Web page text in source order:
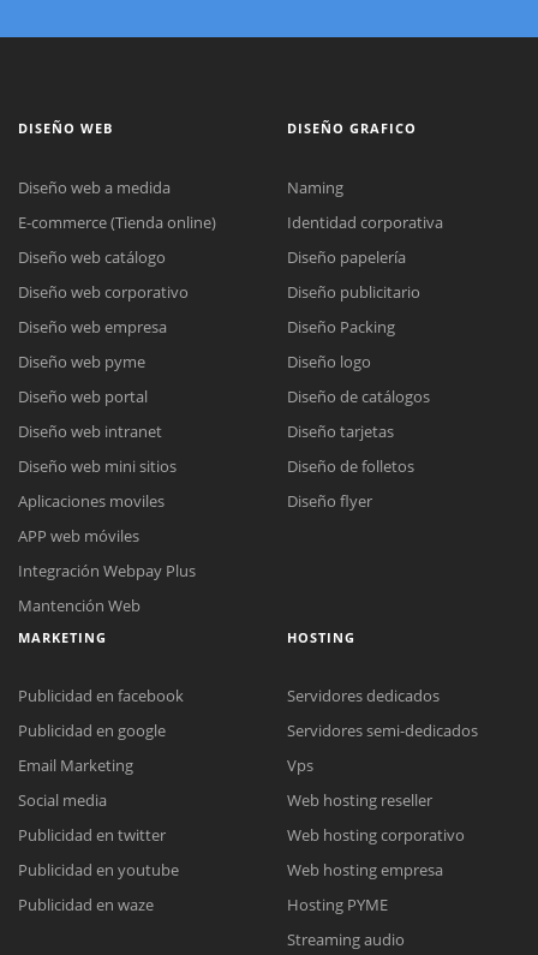
Reunión online
Meet para la reunión online.
Cotización
Chat Online
Todos nuestros ejecutivos están fuera de línea. Complete el formulario
DISEÑO WEB
Diseño web a medida
E-commerce (Tienda online)
Diseño web catálogo
Diseño web corporativo
Diseño web empresa
Diseño web pyme
Diseño web portal
Diseño web intranet
Diseño web mini sitios
Aplicaciones moviles
APP web móviles
Integración Webpay Plus
Mantención Web
DISEÑO GRAFICO
Naming
Identidad corporativa
Diseño papelería
Diseño publicitario
Diseño Packing
Diseño logo
Diseño de catálogos
Diseño tarjetas
Diseño de folletos
Diseño flyer
MARKETING
Publicidad en facebook
Publicidad en google
Email Marketing
Social media
Publicidad en twitter
Publicidad en youtube
Publicidad en waze
HOSTING
Servidores dedicados
Servidores semi-dedicados
Vps
Web hosting reseller
Web hosting corporativo
Web hosting empresa
Hosting PYME
Streaming audio